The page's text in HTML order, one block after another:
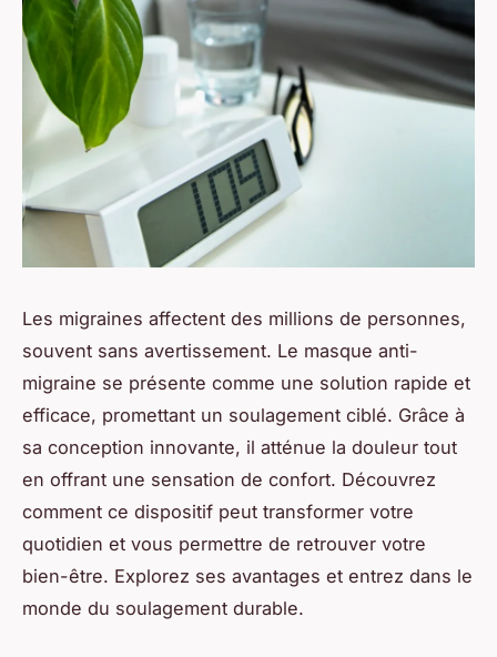
Les migraines affectent des millions de personnes,
souvent sans avertissement. Le masque anti-
migraine se présente comme une solution rapide et
efficace, promettant un soulagement ciblé. Grâce à
sa conception innovante, il atténue la douleur tout
en offrant une sensation de confort. Découvrez
comment ce dispositif peut transformer votre
quotidien et vous permettre de retrouver votre
bien-être. Explorez ses avantages et entrez dans le
monde du soulagement durable.